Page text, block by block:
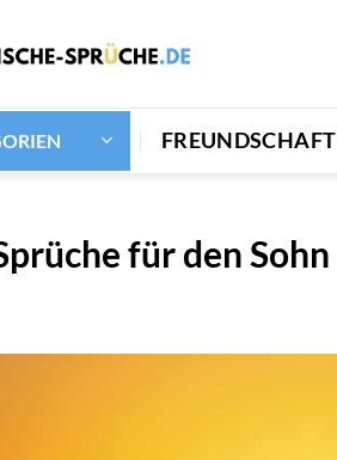
FREUNDSCHAFT
für den Sohn